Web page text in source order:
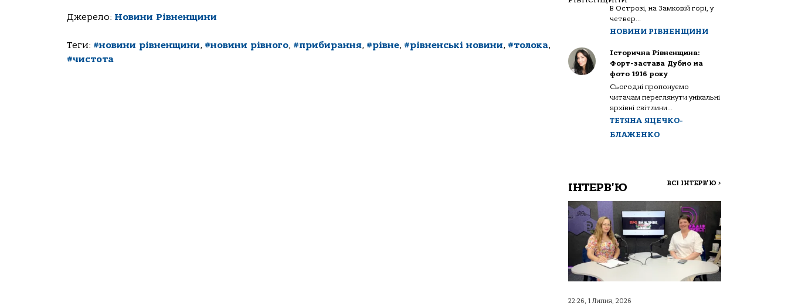
Джерело: Новини Рівненщини
Теги: #новини рівненщини, #новини рівного, #прибирання, #рівне, #рівненські новини, #толока,
#чистота
В Острозі, на Замковій горі, у
четвер...
НОВИНИ РІВНЕНЩИНИ
Історична Рівненщина:
Форт-застава Дубно на
фото 1916 року
Сьогодні пропонуємо
читачам переглянути унікальні
архівні світлини...
ТЕТЯНА ЯЦЕЧКО-
БЛАЖЕНКО
ІНТЕРВ'Ю ВСІ ІНТЕРВ'Ю >
22:26, 1 Липня, 2026